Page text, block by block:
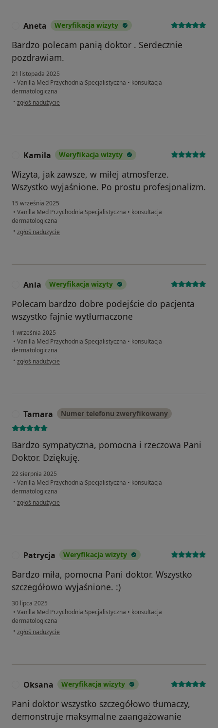
Aneta Weryfikacja wizyty
Bardzo polecam panią doktor . Serdecznie
pozdrawiam.
21 listopada 2025
• Vanilla Med Przychodnia Specjalistyczna • konsultacja
dermatologiczna
• w opinii użytkownika Aneta
zgłoś nadużycie
Kamila Weryfikacja wizyty
Wizyta, jak zawsze, w miłej atmosferze.
Wszystko wyjaśnione. Po prostu profesjonalizm.
15 września 2025
• Vanilla Med Przychodnia Specjalistyczna • konsultacja
dermatologiczna
• w opinii użytkownika Kamila
zgłoś nadużycie
Ania Weryfikacja wizyty
Polecam bardzo dobre podejście do pacjenta
wszystko fajnie wytłumaczone
1 września 2025
• Vanilla Med Przychodnia Specjalistyczna • konsultacja
dermatologiczna
• w opinii użytkownika Ania
zgłoś nadużycie
Tamara Numer telefonu zweryfikowany
Bardzo sympatyczna, pomocna i rzeczowa Pani
Doktor. Dziękuję.
22 sierpnia 2025
• Vanilla Med Przychodnia Specjalistyczna • konsultacja
dermatologiczna
• w opinii użytkownika Tamara
zgłoś nadużycie
Patrycja Weryfikacja wizyty
Bardzo miła, pomocna Pani doktor. Wszystko
szczegółowo wyjaśnione. :)
30 lipca 2025
• Vanilla Med Przychodnia Specjalistyczna • konsultacja
dermatologiczna
• w opinii użytkownika Patrycja
zgłoś nadużycie
Oksana Weryfikacja wizyty
Pani doktor wszystko szczegółowo tłumaczy,
demonstruje maksymalne zaangażowanie